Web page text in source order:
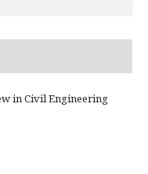
in Civil Engineering